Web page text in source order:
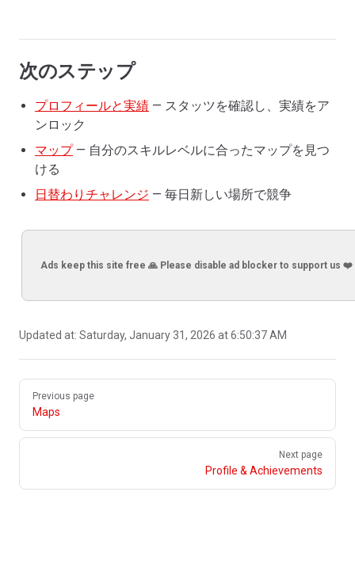
次のステップ
プロフィールと実績 — スタッツを確認し、実績をア
ンロック
マップ— 自分のスキルレベルに合ったマップを見つ
ける
日替わりチャレンジ — 毎日新しい場所で競争
Ads keep this site free 🙏 Please disable ad blocker to support us ❤️
Updated at: Saturday, January 31, 2026 at 6:50:37 AM
Pager
Previous page
Maps
Next page
Profile & Achievements